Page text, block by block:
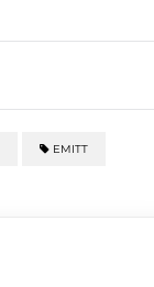
EMITT